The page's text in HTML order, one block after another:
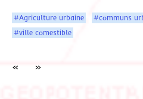
#Agriculture urbaine #communs
#ville comestible
« »